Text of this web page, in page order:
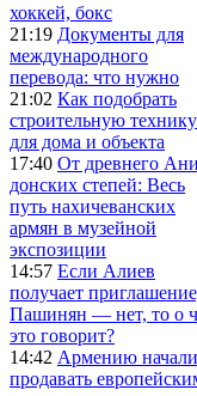
хоккей, бокс
21:19 Документы для
международного
перевода: что нужно
21:02 Как подобрать
строительную технику
для дома и объекта
17:40 От древнего
донских степей: Весь
путь нахичеванских
армян в музейной
экспозиции
14:57 Если Алиев
получает
Пашинян — нет, то о
это говорит?
14:42 Армению начали
продавать